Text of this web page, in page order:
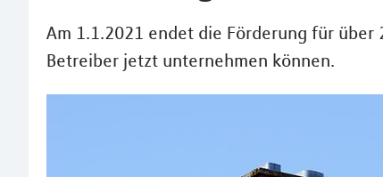
Am 1.1.2021 endet die Förderung für
Betreiber jetzt unternehmen können.